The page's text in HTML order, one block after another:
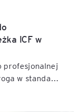
ICF w
profesjonalnej
w standa...